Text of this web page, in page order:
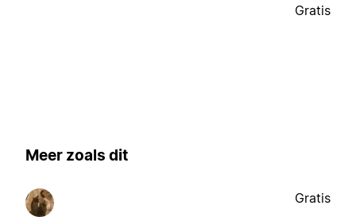
Gratis
Meer zoals dit
Gratis